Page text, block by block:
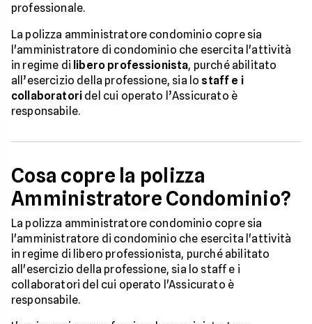
professionale.
La polizza amministratore condominio copre sia
l'amministratore di condominio che esercita l'attività
in regime di libero professionista, purché abilitato
all’esercizio della professione, sia lo staff e i
collaboratori del cui operato l’Assicurato è
responsabile.
Cosa copre la polizza
Amministratore Condominio?
La polizza amministratore condominio copre sia
l'amministratore di condominio che esercita l'attività
in regime di libero professionista, purché abilitato
all'esercizio della professione, sia lo staff e i
collaboratori del cui operato l'Assicurato è
responsabile.